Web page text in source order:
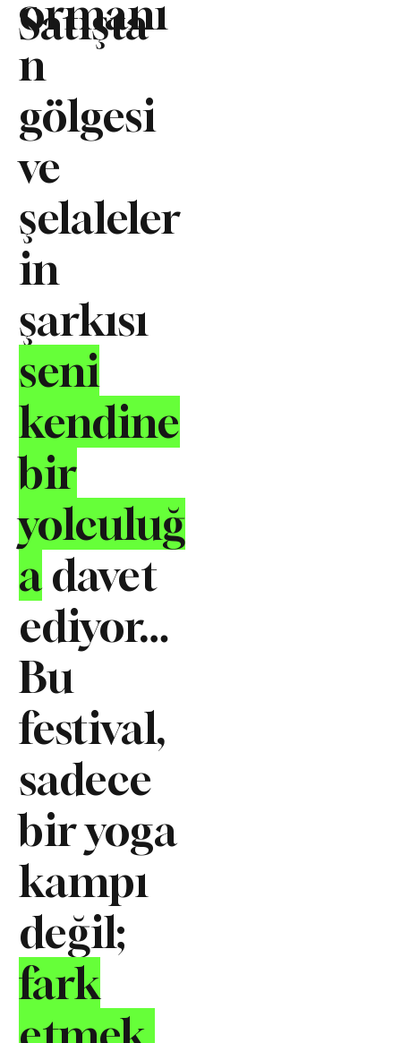
ormanı
n
gölgesi
ve
şelaleler
in
şarkısı
seni
kendine
bir
yolculuğ
adavet
ediyor…
Bu
festival,
sadece
bir yoga
kampı
değil;
fark
Satışta